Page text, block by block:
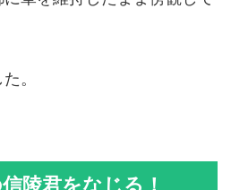
。
陵君をなじる！